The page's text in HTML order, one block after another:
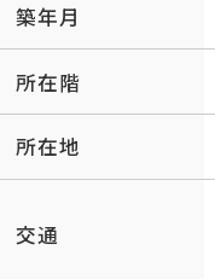
築年月
所在階
所在地
交通